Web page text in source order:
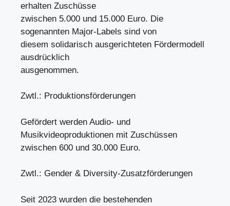
erhalten Zuschüsse
zwischen 5.000 und 15.000 Euro. Die
sogenannten Major-Labels sind von
diesem solidarisch ausgerichteten Fördermodell
ausdrücklich
ausgenommen.
Zwtl.: Produktionsförderungen
Gefördert werden Audio- und
Musikvideoproduktionen mit Zuschüssen
zwischen 600 und 30.000 Euro.
Zwtl.: Gender & Diversity-Zusatzförderungen
Seit 2023 wurden die bestehenden